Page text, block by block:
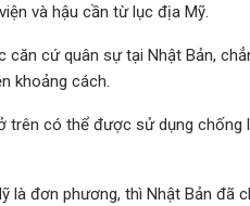
và hậu cần từ lục địa Mỹ.
căn cứ quân sự tại Nhật Bản,
khoảng cách.
trên có thể được sử dụng
là đơn phương, thì Nhật Bản